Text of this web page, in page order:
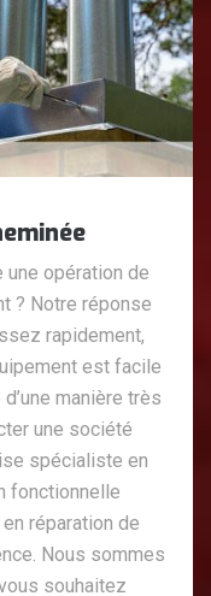
opération de
? Notre réponse
rapidement,
est facile
manière très
une société
spécialiste en
fonctionnelle
réparation de
Nous sommes
souhaitez